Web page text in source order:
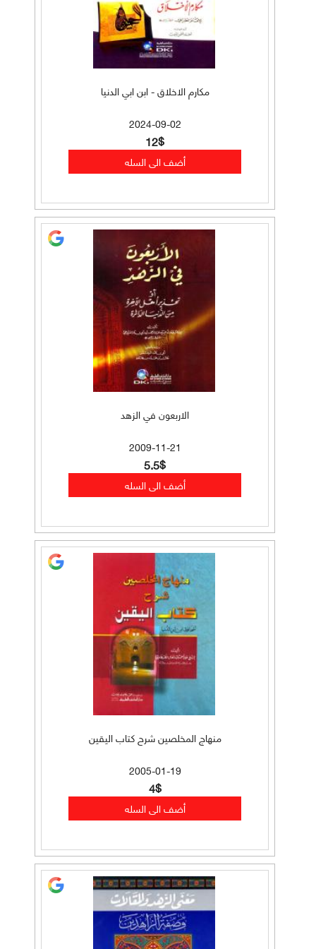
مكارم الاخلاق - ابن ابي الدنيا
2024-09-02
12$
الاربعون في الزهد
2009-11-21
5.5$
منهاج المخلصين شرح كتاب اليقين
2005-01-19
4$